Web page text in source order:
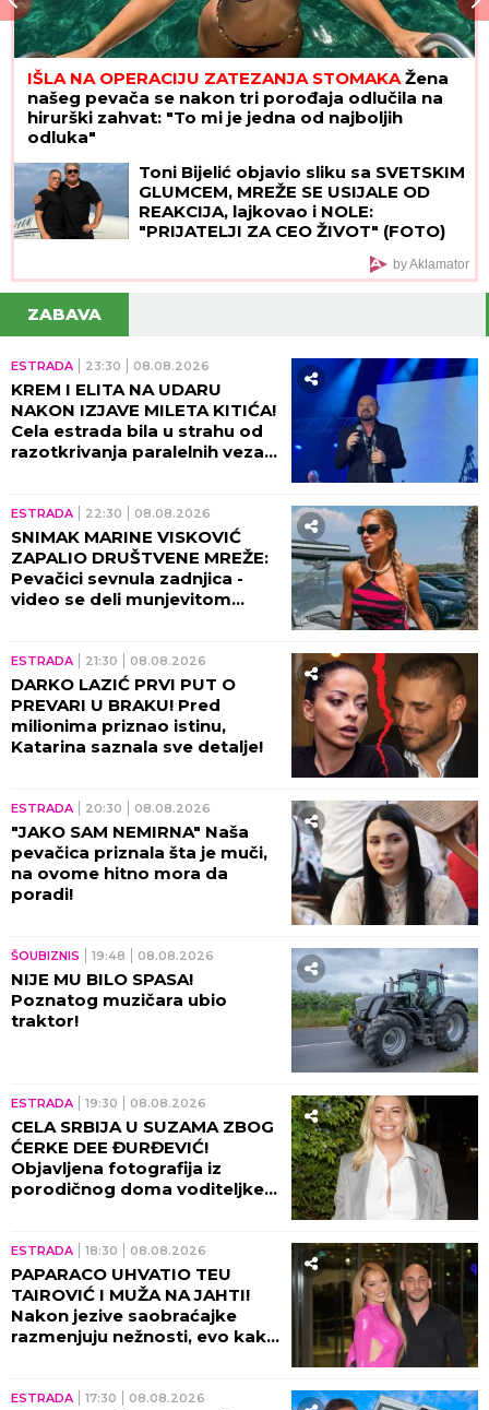
IŠLA NA OPERACIJU ZATEZANJA STOMAKA Žena
našeg pevača se nakon tri porođaja odlučila na
hirurški zahvat: "To mi je jedna od najboljih
odluka"
Toni Bijelić objavio sliku sa SVETSKIM
GLUMCEM, MREŽE SE USIJALE OD
REAKCIJA, lajkovao i NOLE:
"PRIJATELJI ZA CEO ŽIVOT" (FOTO)
by Aklamator
ZABAVA
ESTRADA 23:30 08.08.2026
KREM I ELITA NA UDARU
NAKON IZJAVE MILETA KITIĆA!
Cela estrada bila u strahu od
razotkrivanja paralelnih veza
ESTRADA 22:30 08.08.2026
SNIMAK MARINE VISKOVIĆ
ZAPALIO DRUŠTVENE MREŽE:
Pevačici sevnula zadnjica -
video se deli munjevitom
ESTRADA 21:30 08.08.2026
DARKO LAZIĆ PRVI PUT O
PREVARI U BRAKU! Pred
milionima priznao istinu,
Katarina saznala sve detalje!
ESTRADA 20:30 08.08.2026
"JAKO SAM NEMIRNA" Naša
pevačica priznala šta je muči,
na ovome hitno mora da
poradi!
ŠOUBIZNIS 19:48 08.08.2026
NIJE MU BILO SPASA!
Poznatog muzičara ubio
traktor!
ESTRADA 19:30 08.08.2026
CELA SRBIJA U SUZAMA ZBOG
ĆERKE DEE ĐURĐEVIĆ!
Objavljena fotografija iz
porodičnog doma voditeljke,
ESTRADA 18:30 08.08.2026
PAPARACO UHVATIO TEU
TAIROVIĆ I MUŽA NA JAHTI!
Nakon jezive saobraćajke
razmenjuju nežnosti, evo kako
ESTRADA 17:30 08.08.2026